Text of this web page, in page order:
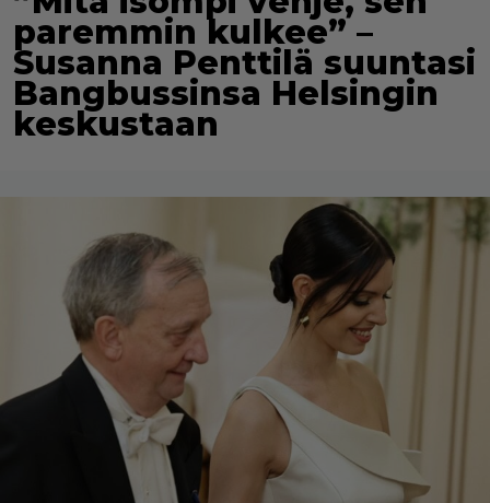
paremmin kulkee” –
Susanna Penttilä suuntasi
Bangbussinsa Helsingin
keskustaan